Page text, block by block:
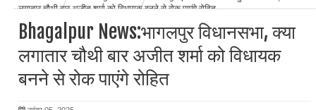
लगातार चौथी बार अजीत शर्मा को विधायक बनने से रोक पाएंगे रोहित
Bhagalpur News:भागलपुर विधानसभा, क्या
लगातार चौथी बार अजीत शर्मा को विधायक
बनने से रोक पाएंगे रोहित